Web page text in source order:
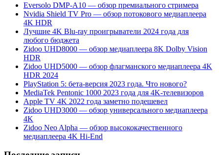
Eversolo DMP-A10 — обзор премиального стримера
Nvidia Shield TV Pro — обзор потокового медиаплеера
4K HDR
Лучшие 4K Blu-ray проигрыватели 2024 года для
любого бюджета
Zidoo UHD8000 — обзор медиаплеера 8K Dolby Vision
HDR
Zidoo UHD5000 — обзор флагманского медиаплеера 4K
HDR 2024
PlayStation 5: бета-версия 2023 года. Что нового?
MediaTek Pentonic 1000 2023 года для 4K-телевизоров
Apple TV 4K 2022 года заметно подешевел
Zidoo UHD3000 — обзор универсального медиаплеера
4K
Zidoo Neo Alpha — обзор высококачественного
медиаплеера 4K Hi-End